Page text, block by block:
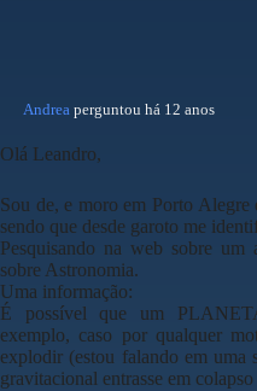
Andrea perguntou há 12 anos
Olá Leandro,
Sou de, e moro em Porto Alegre
sendo que desde garoto me
Pesquisando na web sobre
sobre Astronomia.
Uma informação:
É possível que um
exemplo, caso por qualquer
explodir (estou falando em uma
gravitacional entrasse em